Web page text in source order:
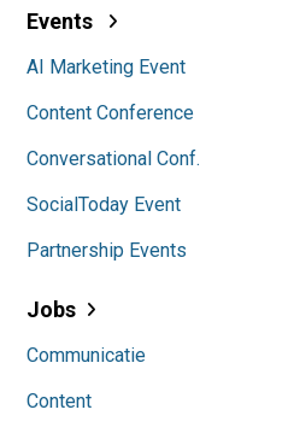
Events
AI Marketing Event
Content Conference
Conversational Conf.
SocialToday Event
Partnership Events
Jobs
Communicatie
Content